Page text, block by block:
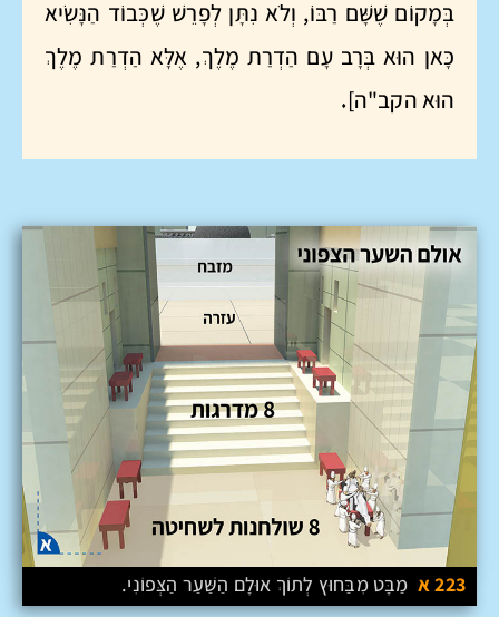
בְּמָקוֹם שֶׁשָּׁם רַבּוֹ, וְלֹא נִתָּן לְפָרֵשׁ שֶׁכְּבוֹד הַנָּשִׂיא
כָּאן הוּא בְּרָב עָם הַדְרַת מֶלֶךְ, אֶלָּא הַדְרַת מֶלֶךְ
הוּא הקב"ה].
223 א מַבָּט מִבַּחוּץ לְתוֹךְ אוּלָם הַשַּׁעַר הַצְּפוֹנִי.